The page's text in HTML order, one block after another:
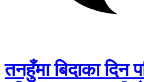
तनहुँमा बिदाका दिन